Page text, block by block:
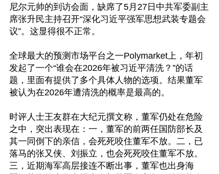
尼尔元帅的到访会面，缺席了5月27日中共军委副主
席张升民主持召开“深化习近平强军思想武装专题会
议”。这显得很不正常。
全球最大的预测市场平台之一Polymarket上，年初
发起了一个“谁会在2026年被习近平清洗？”的话
题，里面有提供了多个具体人物的选项。结果董军
被认为在2026年遭清洗的概率是最高的。
时评人士王友群在大纪元撰文称，董军仍处在危险
之中，突出表现在：一，董军的前两任国防部长及
其一同倒下的亲信，会死死咬住董军不放。二，已
落马的张又侠、刘振立，也会死死咬住董军不放。
三，近期海军高层接连不断出事，董军也出身海